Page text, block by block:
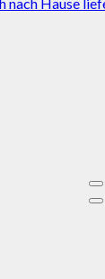
nach Hause